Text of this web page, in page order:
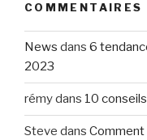
COMMENTAIRES
News dans 6
2023
rémydans 10
Steve dans Comment